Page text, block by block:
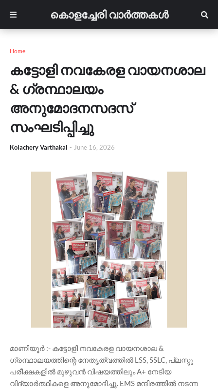
കൊളച്ചേരി വാർത്തകൾ
Home
കട്ടോളി നവകേരള വായനശാല
& ഗ്രന്ഥാലയം
അനുമോദനസദസ്
സംഘടിപ്പിച്ചു
Kolachery Varthakal - June 16, 2026
മാണിയൂർ :- കട്ടോളി നവകേരള വായനശാല &
ഗ്രന്ഥാലയത്തിന്റെ നേതൃത്വത്തിൽ LSS, SSLC, പ്ലസ്ടു
പരീക്ഷകളിൽ മുഴുവൻ വിഷയത്തിലും A+ നേടിയ
വിദ്യാർത്ഥികളെ അനുമോദിച്ചു. EMS മന്ദിരത്തിൽ നടന്ന